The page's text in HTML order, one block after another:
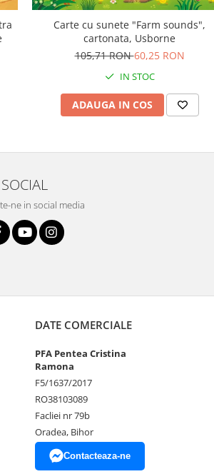
Carte cu sunete "Farm sounds",
cartonata, Usborne
105,71 RON60,25 RON
IN STOC
ADAUGA IN COS
SOCIAL
ne in social media
DATE COMERCIALE
PFA Pentea Cristina
Ramona
F5/1637/2017
RO38103089
Facliei nr 79b
Oradea, Bihor
Contacteaza-ne